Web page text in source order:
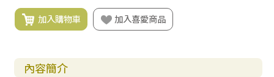
加入購物車 加入喜愛商品
內容簡介